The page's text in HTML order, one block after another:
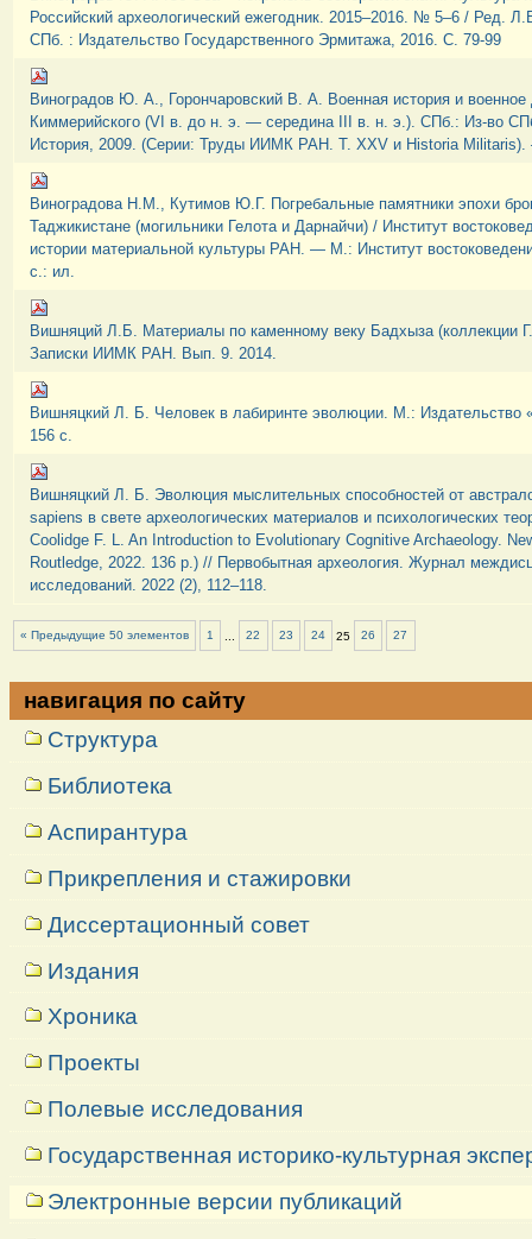
Российский археологический ежегодник. 2015–2016. № 5–6 / Ред.
СПб. : Издательство Государственного Эрмитажа, 2016. С. 79-99
Виноградов Ю. А., Горончаровский В. А. Военная история и военное
Киммерийского (VI в. до н. э. — середина III в. н. э.). СПб.: Из-во
История, 2009. (Серии: Труды ИИМК РАН. Т. XXV и Historia
Виноградова Н.М., Кутимов Ю.Г. Погребальные памятники эпохи
Таджикистане (могильники Гелота и Дарнайчи) / Институт
истории материальной культуры РАН. — М.: Институт
с.: ил.
Вишняций Л.Б. Материалы по каменному веку Бадхыза (коллекции
Записки ИИМК РАН. Вып. 9. 2014.
Вишняцкий Л. Б. Человек в лабиринте эволюции. М.: Издательство
156 с.
Вишняцкий Л. Б. Эволюция мыслительных способностей от
sapiens в свете археологических материалов и психологических
Coolidge F. L. An Introduction to Evolutionary Cognitive Archaeology.
Routledge, 2022. 136 p.) // Первобытная археология. Журнал
исследований. 2022 (2), 112–118.
« Предыдущие 50 элементов 1 22 23 24 25 26 27
навигация по сайту
Структура
Библиотека
Аспирантура
Прикрепления и стажировки
Диссертационный совет
Издания
Хроника
Проекты
Полевые исследования
Государственная историко-культурная
Электронные версии публикаций